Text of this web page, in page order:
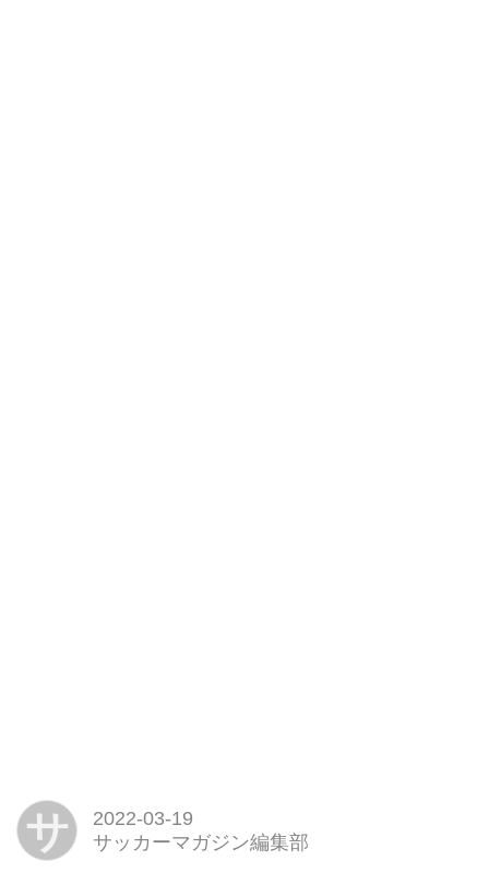
サ
2022-03-19
サッカーマガジン編集部